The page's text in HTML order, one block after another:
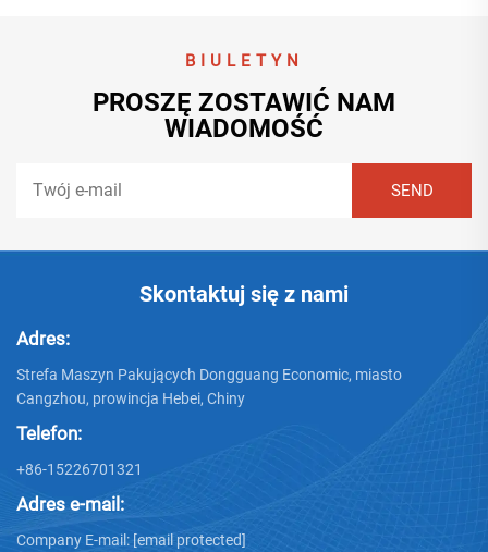
BIULETYN
PROSZĘ ZOSTAWIĆ NAM
WIADOMOŚĆ
Skontaktuj się z nami
Adres:
Strefa Maszyn Pakujących Dongguang Economic, miasto
Cangzhou, prowincja Hebei, Chiny
Telefon:
+86-15226701321
Adres e-mail:
Company E-mail: [email protected]